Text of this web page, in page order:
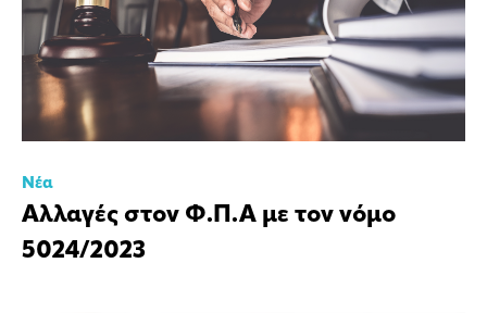
Νέα
Αλλαγές στον Φ.Π.Α με τον νόμο
5024/2023